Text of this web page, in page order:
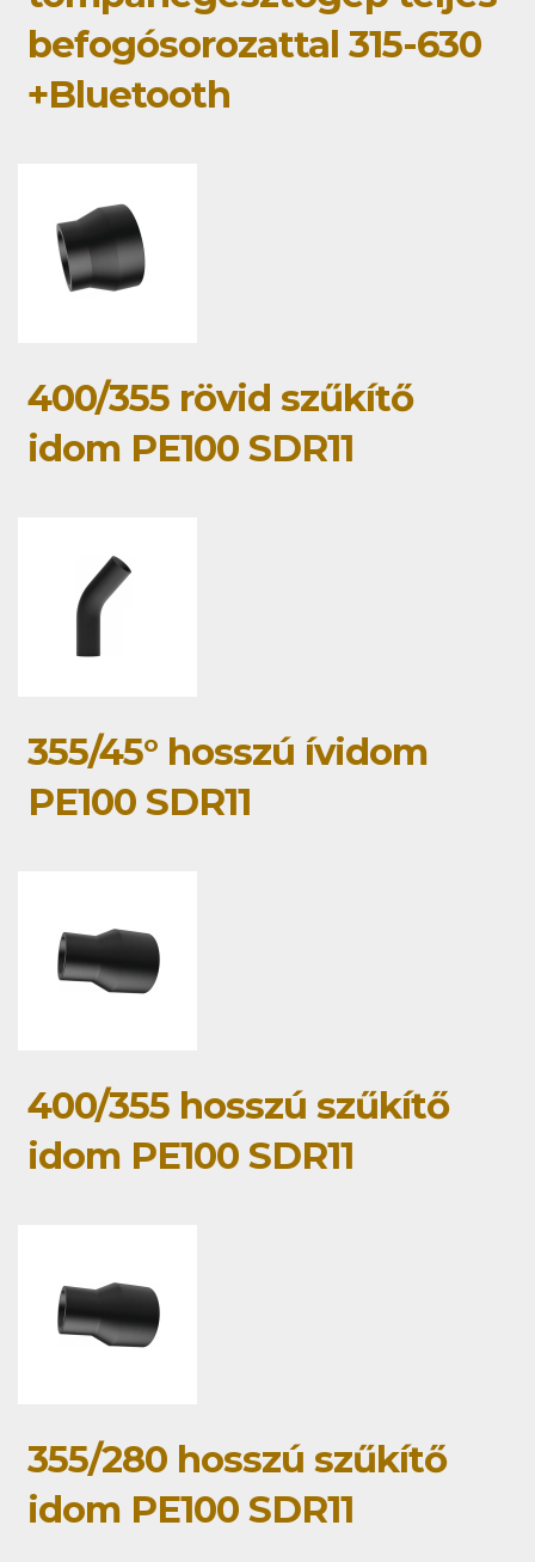
befogósorozattal 315-630
+Bluetooth
400/355 rövid szűkítő
idom PE100 SDR11
355/45° hosszú ívidom
PE100 SDR11
400/355 hosszú szűkítő
idom PE100 SDR11
355/280 hosszú szűkítő
idom PE100 SDR11